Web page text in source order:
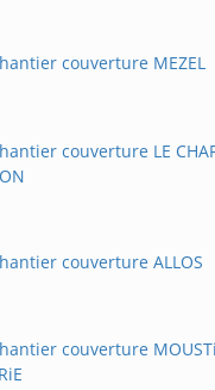
couverture MEZEL
couverture LE
couverture ALLOS
couverture